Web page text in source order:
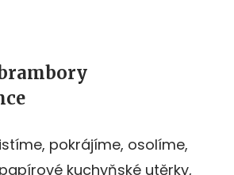
pokrájíme, osolíme,
kuchyňské utěrky,